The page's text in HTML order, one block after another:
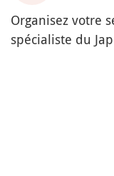
Organisez votre
spécialiste du